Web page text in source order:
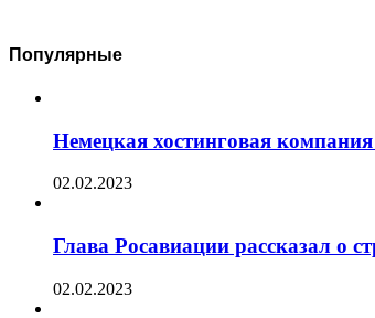
Популярные
Немецкая хостинговая
02.02.2023
Глава Росавиации рассказал о
02.02.2023